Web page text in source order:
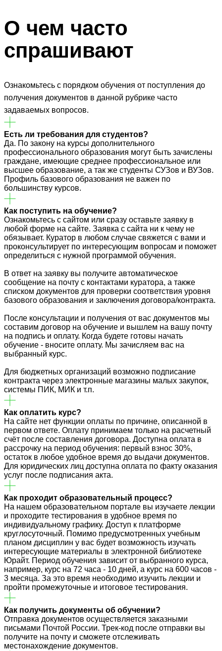
О чем часто
спрашивают
Ознакомьтесь с порядком обучения от поступления до
получения документов в данной рубрике часто
задаваемых вопросов.
Есть ли требования для студентов?
Да. По закону на курсы дополнительного
профессионального образования могут быть зачислены
граждане, имеющие среднее профессиональное или
высшее образование, а так же студенты СУЗов и ВУЗов.
Профиль базового образования не важен по
большинству курсов.
Как поступить на обучение?
Ознакомьтесь с сайтом или сразу оставьте заявку в
любой форме на сайте. Заявка с сайта ни к чему не
обязывает. Куратор в любом случае свяжется с вами и
проконсультирует по интересующим вопросам и поможет
определиться с нужной программой обучения.
В ответ на заявку вы получите автоматическое
сообщение на почту с контактами куратора, а также
списком документов для проверки соответствия уровня
базового образования и заключения договора/контракта.
После консультации и получения от вас документов мы
составим договор на обучение и вышлем на вашу почту
на подпись и оплату. Когда будете готовы начать
обучение - вносите оплату. Мы зачисляем вас на
выбранный курс.
Для бюджетных организаций возможно подписание
контракта через электронные магазины малых закупок,
системы ПИК, МИК и т.п.
Как оплатить курс?
На сайте нет функции оплаты по причине, описанной в
первом ответе. Оплату принимаем только на расчетный
счёт после составления договора. Доступна оплата в
рассрочку на период обучения: первый взнос 30%,
остаток в любое удобное время до выдачи документов.
Для юридических лиц доступна оплата по факту оказания
услуг после подписания акта.
Как проходит образовательный процесс?
На нашем образовательном портале вы изучаете лекции
и проходите тестирования в удобное время по
индивидуальному графику. Доступ к платформе
круглосуточный. Помимо предусмотренных учебным
планом дисциплин у вас будет возможность изучать
интересующие материалы в электронной библиотеке
Юрайт. Период обучения зависит от выбранного курса,
например, курс на 72 часа - 10 дней, а курс на 600 часов -
3 месяца. За это время необходимо изучить лекции и
пройти промежуточные и итоговое тестирования.
Как получить документы об обучении?
Отправка документов осуществляется заказными
письмами Почтой России. Трек-код после отправки вы
получите на почту и сможете отслеживать
местонахождение документов.